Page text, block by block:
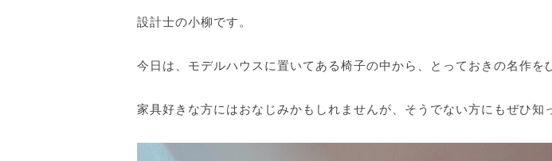
設計士の小柳です。
今日は、モデルハウスに置いてある椅子の中から、とっておきの名作を
家具好きな方にはおなじみかもしれませんが、そうでない方にもぜひ知